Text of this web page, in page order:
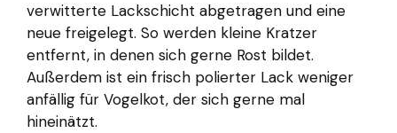
verwitterte Lackschicht abgetragen und eine
neue freigelegt. So werden kleine Kratzer
entfernt, in denen sich gerne Rost bildet.
Außerdem ist ein frisch polierter Lack weniger
anfällig für Vogelkot, der sich gerne mal
hineinätzt.